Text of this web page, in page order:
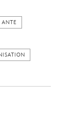
ANTE